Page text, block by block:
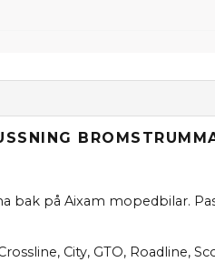
bak på Aixam mopedbilar.
City, GTO, Roadline,